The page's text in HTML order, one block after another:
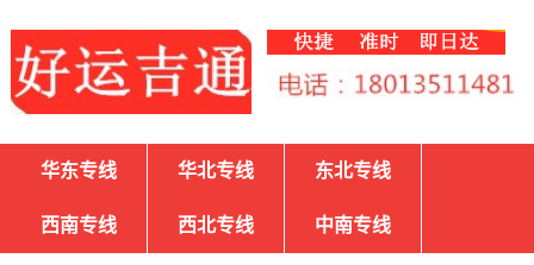
华东专线 华北专线 东北专线
西南专线 西北专线 中南专线